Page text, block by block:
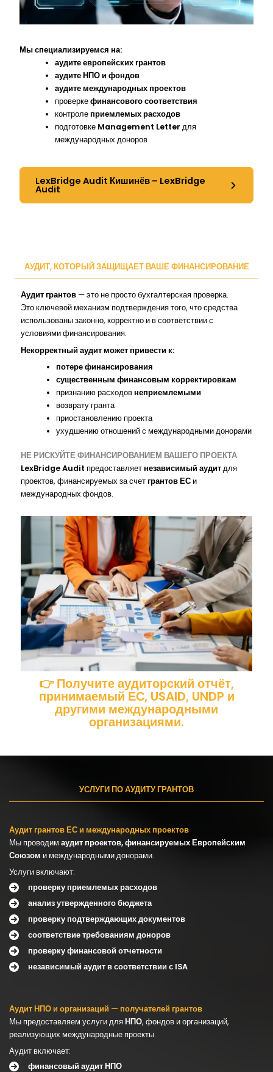
Мы специализируемся на:
аудите европейских грантов
аудите НПО и фондов
аудите международных проектов
проверкефинансового соответствия
контролеприемлемых расходов
подготовке Management Letter для
международных доноров
LexBridge Audit Кишинёв – LexBridge
Audit
АУДИТ, КОТОРЫЙ ЗАЩИЩАЕТ ВАШЕ ФИНАНСИРОВАНИЕ
Аудит грантов — это не просто бухгалтерская проверка.
Это ключевой механизм подтверждения того, что средства
использованы законно, корректно и в соответствии с
условиями финансирования.
Некорректный аудит может привести к:
потере финансирования
существенным финансовым корректировкам
признанию расходовнеприемлемыми
возврату гранта
приостановлению проекта
ухудшению отношений с международными донорами
НЕ РИСКУЙТЕ ФИНАНСИРОВАНИЕМ ВАШЕГО ПРОЕКТА
LexBridge Audit предоставляетнезависимый аудитдля
проектов, финансируемых за счетгрантов ЕСи
международных фондов.
👉 Получитеаудиторский отчёт,
принимаемый ЕС, USAID, UNDP и
другими международными
организациями.
УСЛУГИ ПО АУДИТУ ГРАНТОВ
Аудит грантов ЕС и международных проектов
Мы проводим аудит проектов, финансируемых Европейским
Союзом и международными донорами.
Услуги включают:
проверку приемлемых расходов
анализ утвержденного бюджета
проверку подтверждающих документов
соответствие требованиям доноров
проверку финансовой отчетности
независимый аудит в соответствии с ISA
Аудит НПО и организаций — получателей грантов
Мы предоставляем услуги дляНПО, фондов и организаций,
реализующих международные проекты.
Аудит включает:
финансовый аудит НПО